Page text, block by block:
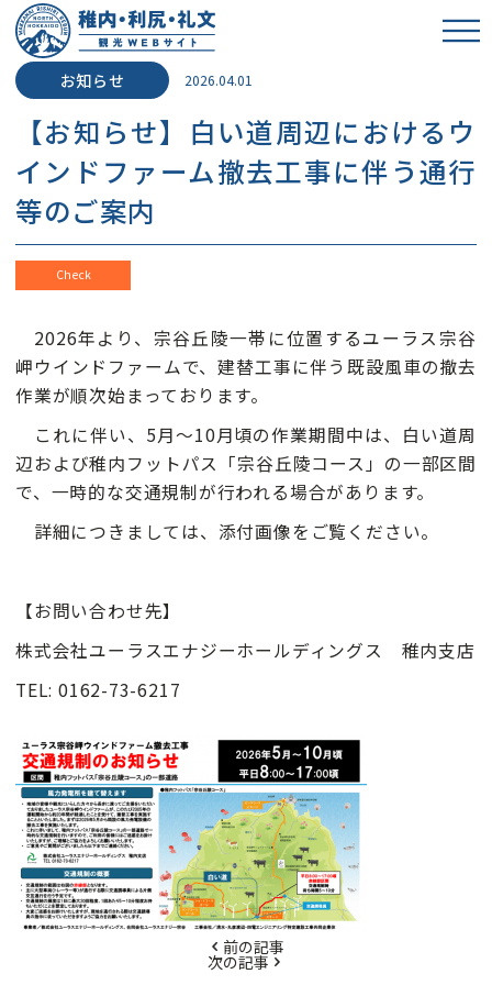
【お知らせ】白い道周辺におけるウ
インドファーム撤去工事に伴う通行
等のご案内
2026.04.01
Check
2026年より、宗谷丘陵一帯に位置するユーラス宗谷
岬ウインドファームで、建替工事に伴う既設風車の撤去
作業が順次始まっております。
これに伴い、5月～10月頃の作業期間中は、白い道周
辺および稚内フットパス「宗谷丘陵コース」の一部区間
で、一時的な交通規制が行われる場合があります。
詳細につきましては、添付画像をご覧ください。
【お問い合わせ先】
株式会社ユーラスエナジーホールディングス 稚内支店
TEL: 0162-73-6217
前の記事
次の記事